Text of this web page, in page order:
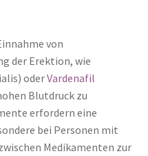
von
der Erektion, wie
oderVardenafil
Blutdruck zu
erfordern eine
bei Personen mit
Medikamenten zur